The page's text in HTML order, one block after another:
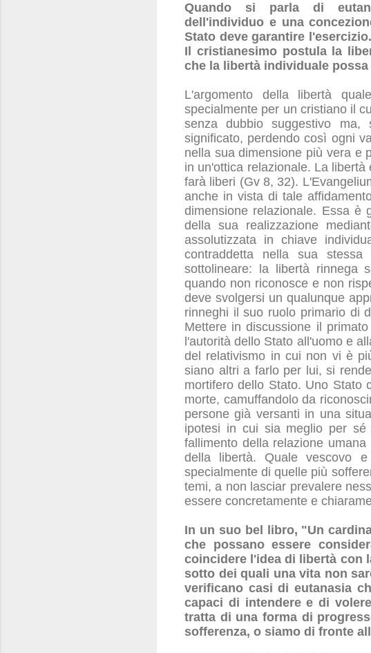
Quando si parla di
dell'individuo e una
Stato deve garantire
Il cristianesimo postula la
che la libertà individuale
L'argomento della libertà
specialmente per un cristiano il
senza dubbio suggestivo ma,
significato, perdendo così ogni
nella sua dimensione più vera e
in un'ottica relazionale. La
farà liberi (Gv 8, 32).
anche in vista di tale
dimensione relazionale. Essa è
della sua realizzazione
assolutizzata in chiave
contraddetta nella sua
sottolineare: la libertà rinnega
quando non riconosce e non
deve svolgersi un qualunque
rinneghi il suo ruolo primario di
Mettere in discussione il
l'autorità dello Stato all'uomo e
del relativismo in cui non vi è
siano altri a farlo per lui, si
mortifero dello Stato. Uno Stato
morte, camuffandolo da
persone già versanti in una
ipotesi in cui sia meglio per
fallimento della relazione
della libertà. Quale vescovo
specialmente di quelle più
temi, a non lasciar prevalere
essere concretamente e
In un suo bel libro, "Un
che possano essere
coincidere l'idea di libertà con
sotto dei quali una vita non
verificano casi di eutanasia
capaci di intendere e di
tratta di una forma di
sofferenza, o siamo di fronte